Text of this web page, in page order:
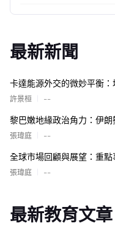
最新新聞
卡達能源外交的微妙平衡
許景桓 --
黎巴嫩地緣政治角力：伊
張瑋庭 --
全球市場回顧與展望：重
張瑋庭 --
最新教育文章